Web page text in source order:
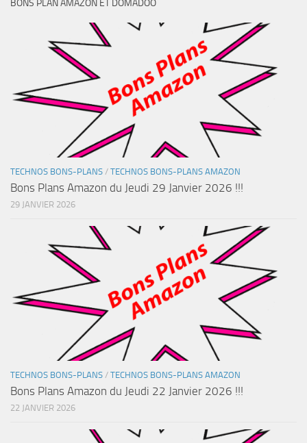
BONS PLAN AMAZON ET DOMADOO
TECHNOS BONS-PLANS / TECHNOS BONS-PLANS AMAZON
Bons Plans Amazon du Jeudi 29 Janvier 2026 !!!
29 JANVIER 2026
TECHNOS BONS-PLANS / TECHNOS BONS-PLANS AMAZON
Bons Plans Amazon du Jeudi 22 Janvier 2026 !!!
22 JANVIER 2026